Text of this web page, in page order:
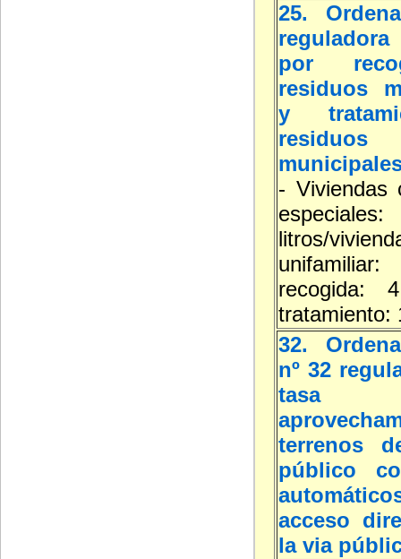
25.
por
residuos
y
- Viviendas
litros/
recogida:
tratamiento:
32.
nº 32
terrenos
público
acceso
la via